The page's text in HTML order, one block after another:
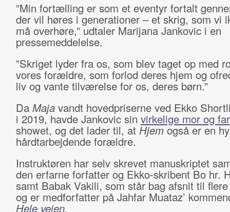
”Min fortælling er som et eventyr fortalt
der vil høres i generationer – et skrig, som vi
må overhøre,” udtaler Marijana Jankovic i en
pressemeddelelse.
”Skriget lyder fra os, som blev taget op med
vores forældre, som forlod deres hjem og
liv og vante tilværelse for os, deres børn.”
Da Maja vandt hovedpriserne ved Ekko
i 2019, havde Jankovic sin virkelige mor og far
showet, og det lader til, at Hjemogså er en
hårdtarbejdende forældre.
Instruktøren har selv skrevet manuskriptet
den erfarne forfatter og Ekko-skribent Bo hr.
samt Babak Vakili, som står bag afsnit til
og er medforfatter på Jahfar Muataz’
Hele vejen.